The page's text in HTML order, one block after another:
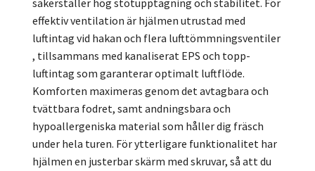
säkerställer hög stötupptagning och stabilitet. För
effektiv ventilation är hjälmen utrustad med
luftintag vid hakan och flera lufttömmningsventiler
, tillsammans med kanaliserat EPS och topp-
luftintag som garanterar optimalt luftflöde.
Komforten maximeras genom det avtagbara och
tvättbara fodret, samt andningsbara och
hypoallergeniska material som håller dig fräsch
under hela turen. För ytterligare funktionalitet har
hjälmen en justerbar skärm med skruvar, så att du